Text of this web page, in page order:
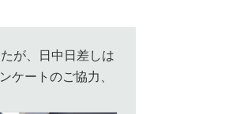
が、日中日差しは
ケートのご協力、